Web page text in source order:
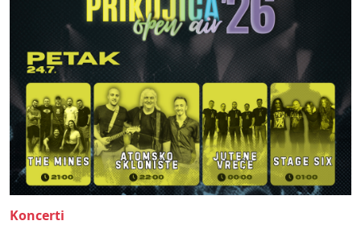
Koncerti